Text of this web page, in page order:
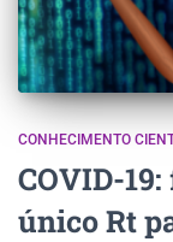
CONHECIMENTO
COVID-
único Rt